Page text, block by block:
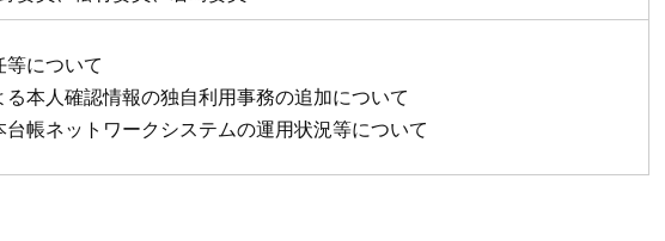
等について
る本人確認情報の独自利用事務の追加について
台帳ネットワークシステムの運用状況等について